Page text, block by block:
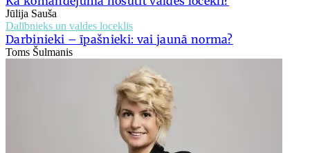
Jūlija Sauša
Dalībnieks un valdes loceklis
Darbinieki – īpašnieki: vai jaunā norma?
Toms Šulmanis